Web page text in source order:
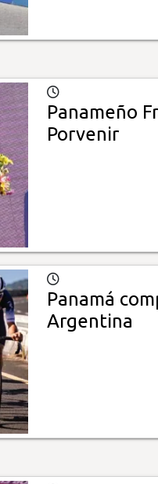
Panameño
Porvenir
Panamá
Argentina